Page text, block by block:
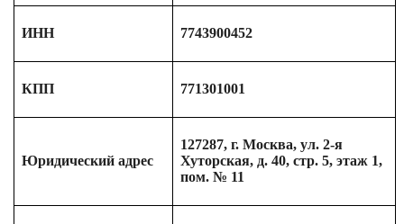
ИНН 7743900452
КПП 771301001
Юридический адрес
127287, г. Москва, ул. 2-я
Хуторская, д. 40, стр. 5, этаж 1,
пом. № 11